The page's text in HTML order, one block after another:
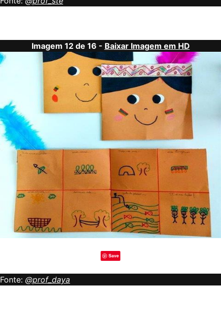
Imagem 12 de 16 - Baixar Imagem em HD
Save
Fonte: @prof_daya